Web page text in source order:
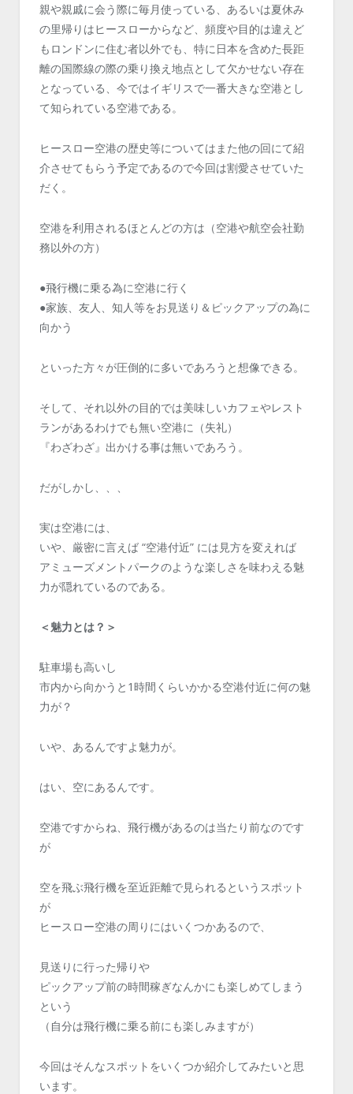
親や親戚に会う際に毎月使っている、あるいは夏休み
の里帰りはヒースローからなど、頻度や目的は違えど
もロンドンに住む者以外でも、特に日本を含めた長距
離の国際線の際の乗り換え地点として欠かせない存在
となっている、今ではイギリスで一番大きな空港とし
て知られている空港である。
ヒースロー空港の歴史等についてはまた他の回にて紹
介させてもらう予定であるので今回は割愛させていた
だく。
空港を利用されるほとんどの方は（空港や航空会社勤
務以外の方）
●飛行機に乗る為に空港に行く
●家族、友人、知人等をお見送り＆ピックアップの為に
向かう
といった方々が圧倒的に多いであろうと想像できる。
そして、それ以外の目的では美味しいカフェやレスト
ランがあるわけでも無い空港に（失礼）
『わざわざ』出かける事は無いであろう。
だがしかし、、、
実は空港には、
いや、厳密に言えば “空港付近” には見方を変えれば
アミューズメントパークのような楽しさを味わえる魅
力が隠れているのである。
＜魅力とは？＞
駐車場も高いし
市内から向かうと1時間くらいかかる空港付近に何の魅
力が？
いや、あるんですよ魅力が。
はい、空にあるんです。
空港ですからね、飛行機があるのは当たり前なのです
が
空を飛ぶ飛行機を至近距離で見られるというスポット
が
ヒースロー空港の周りにはいくつかあるので、
見送りに行った帰りや
ピックアップ前の時間稼ぎなんかにも楽しめてしまう
という
（自分は飛行機に乗る前にも楽しみますが）
今回はそんなスポットをいくつか紹介してみたいと思
います。